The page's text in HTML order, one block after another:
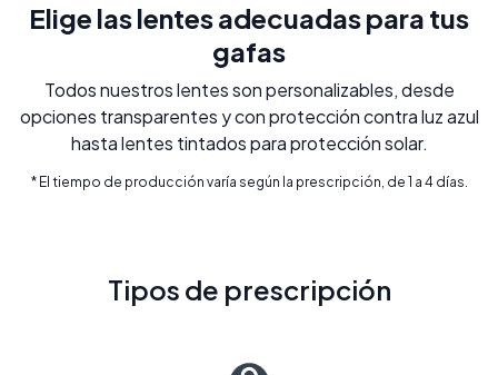
Elige las lentes adecuadas para tus
gafas
Todos nuestros lentes son personalizables, desde
opciones transparentes y con protección contra luz azul
hasta lentes tintados para protección solar.
* El tiempo de producción varía según la prescripción, de 1 a 4 días.
Tipos de prescripción